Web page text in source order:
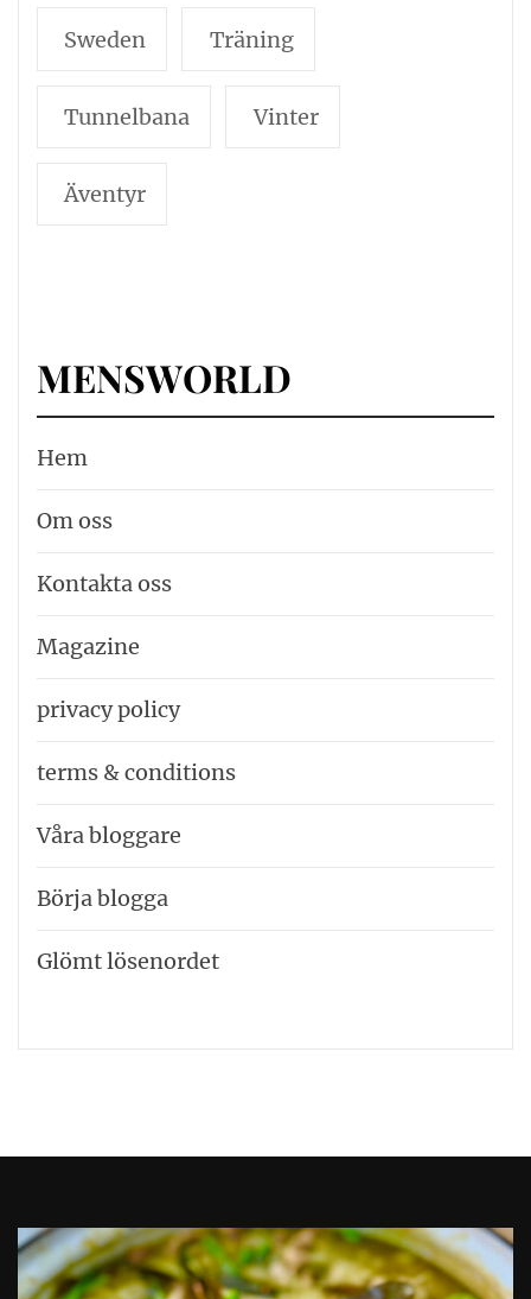
Sweden Träning
Tunnelbana Vinter
Äventyr
MENSWORLD
Hem
Om oss
Kontakta oss
Magazine
privacy policy
terms & conditions
Våra bloggare
Börja blogga
Glömt lösenordet